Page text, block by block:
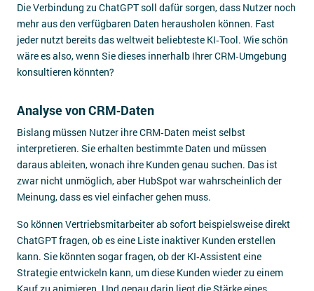
Die Verbindung zu ChatGPT soll dafür sorgen, dass Nutzer noch
mehr aus den verfügbaren Daten herausholen können. Fast
jeder nutzt bereits das weltweit beliebteste KI‑Tool. Wie schön
wäre es also, wenn Sie dieses innerhalb Ihrer CRM‑Umgebung
konsultieren könnten?
Analyse von CRM‑Daten
Bislang müssen Nutzer ihre CRM‑Daten meist selbst
interpretieren. Sie erhalten bestimmte Daten und müssen
daraus ableiten, wonach ihre Kunden genau suchen. Das ist
zwar nicht unmöglich, aber HubSpot war wahrscheinlich der
Meinung, dass es viel einfacher gehen muss.
So können Vertriebsmitarbeiter ab sofort beispielsweise direkt
ChatGPT fragen, ob es eine Liste inaktiver Kunden erstellen
kann. Sie könnten sogar fragen, ob der KI‑Assistent eine
Strategie entwickeln kann, um diese Kunden wieder zu einem